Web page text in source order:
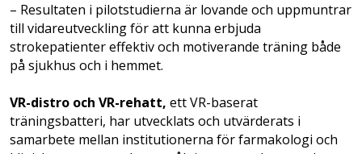
– Resultaten i pilotstudierna är lovande och uppmuntrar
till vidareutveckling för att kunna erbjuda
strokepatienter effektiv och motiverande träning både
på sjukhus och i hemmet.
VR-distro och VR-rehatt, ett VR-baserat
träningsbatteri, har utvecklats och utvärderats i
samarbete mellan institutionerna för farmakologi och